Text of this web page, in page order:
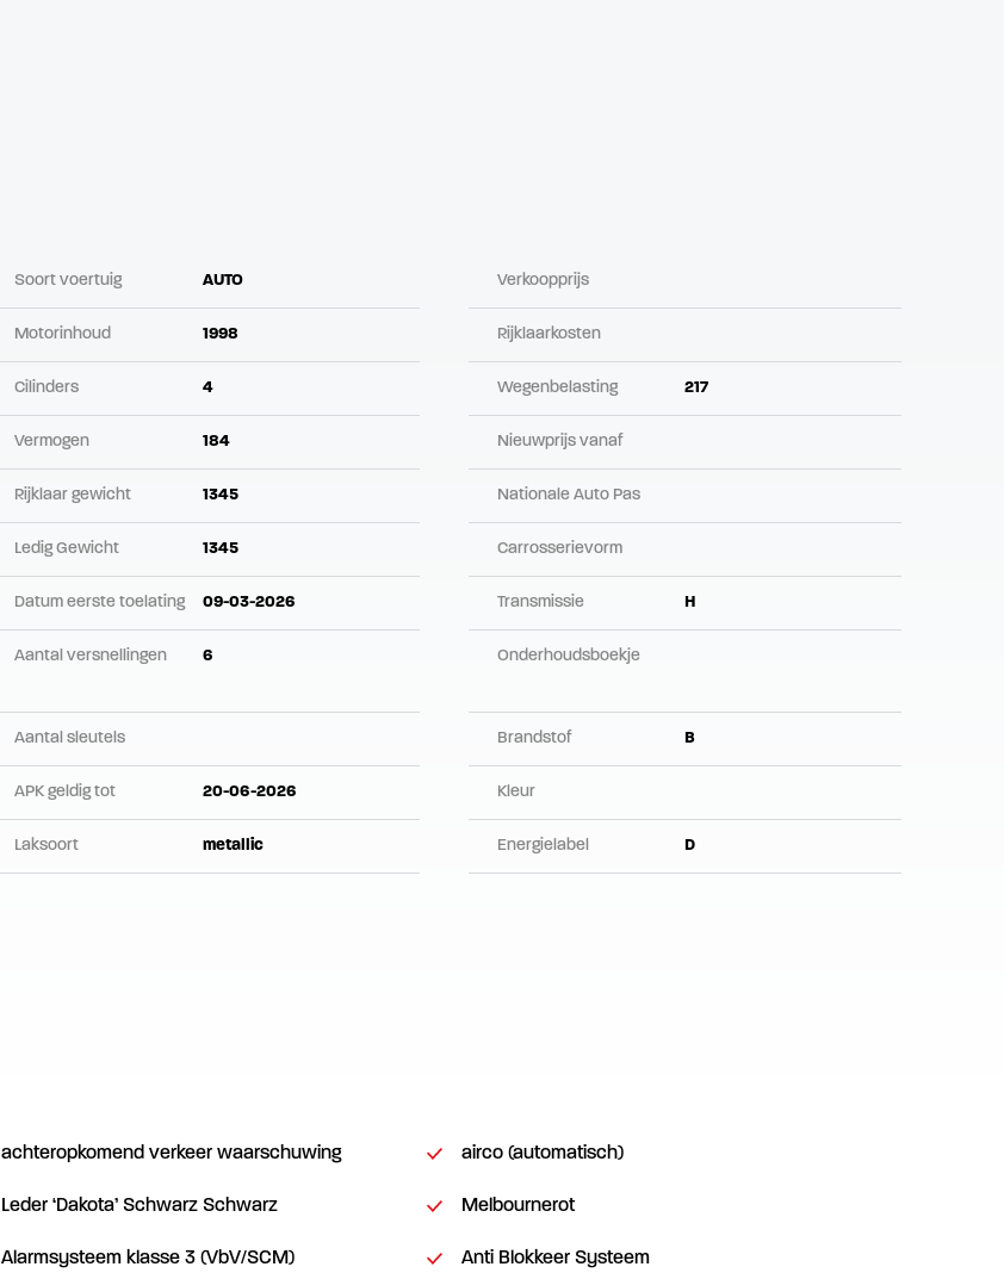
Soort voertuig AUTO Verkoopprijs
Motorinhoud 1998 Rijklaarkosten
Cilinders 4 Wegenbelasting 217
Vermogen 184 Nieuwprijs vanaf
Rijklaar gewicht 1345 Nationale Auto Pas
Ledig Gewicht 1345 Carrosserievorm
Datum eerste toelating 09-03-2026 Transmissie H
Aantal versnellingen 6 Onderhoudsboekje
Aantal sleutels Brandstof B
APK geldig tot 20-06-2026 Kleur
Laksoort metallic Energielabel D
achteropkomend verkeer waarschuwing airco (automatisch)
Leder ‘Dakota’ Schwarz Schwarz Melbournerot
Alarmsysteem klasse 3 (VbV/SCM) Anti Blokkeer Systeem